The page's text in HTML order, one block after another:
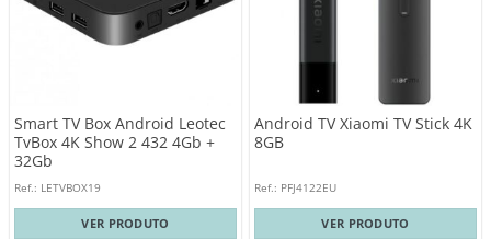
Smart TV Box Android Leotec
TvBox 4K Show 2 432 4Gb +
32Gb
Ref.: LETVBOX19
VER PRODUTO
Android TV Xiaomi TV Stick 4K
8GB
Ref.: PFJ4122EU
VER PRODUTO